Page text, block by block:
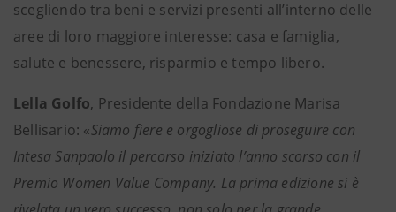
scegliendo tra beni e servizi presenti all’interno delle
aree di loro maggiore interesse: casa e famiglia,
salute e benessere, risparmio e tempo libero.
Lella Golfo, Presidente della Fondazione Marisa
Bellisario: «Siamo fiere e orgogliose di proseguire con
Intesa Sanpaolo il percorso iniziato l’anno scorso con il
Premio Women Value Company. La prima edizione si è